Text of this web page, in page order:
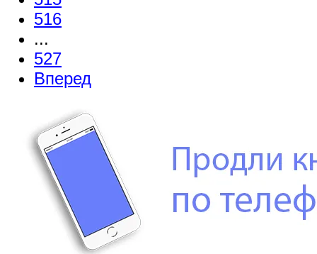
516
...
527
Вперед